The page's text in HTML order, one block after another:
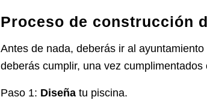
Proceso de construcción
Antes de nada, deberás ir al
deberás cumplir, una vez
Paso 1: Diseña tu piscina.